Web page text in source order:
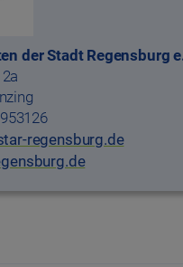
der Stadt Regensburg
regensburg.de